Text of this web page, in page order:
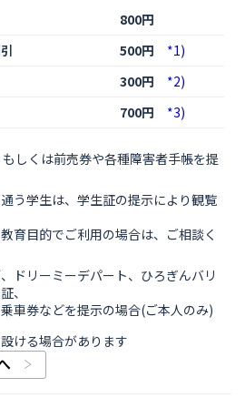
800円
500円
*1)
300円
*2)
700円 *3)
しくは前売券や各種障害者手帳を提
う学生は、学生証の提示により観覧
育目的でご利用の場合は、ご相談く
ドリーミーデパート、ひろぎんバリ
、
車券などを提示の場合(ご本人のみ)
ける場合があります